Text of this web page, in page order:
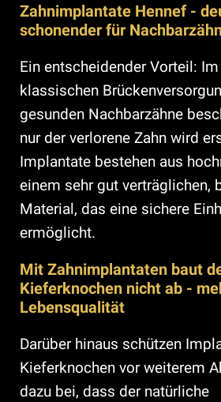
Zahnimplantate Hennef -
schonender für
Ein entscheidender Vorteil:
klassischen
gesunden Nachbarzähne
nur der verlorene Zahn wird
Implantate bestehen aus
einem sehr gut verträglichen,
Material, das eine sichere
ermöglicht.
Mit Zahnimplantaten baut
Kieferknochen nicht ab -
Lebensqualität
Darüber hinaus schützen
Kieferknochen vor weiterem
dazu bei, dass der natürliche